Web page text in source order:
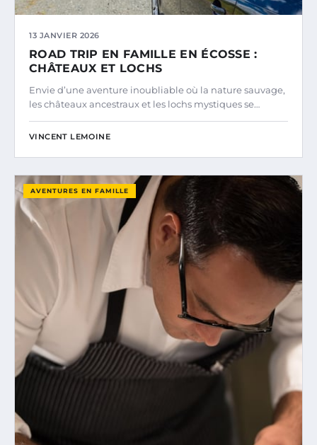
13 JANVIER 2026
ROAD TRIP EN FAMILLE EN ÉCOSSE :
CHÂTEAUX ET LOCHS
Envie d’une aventure inoubliable où la nature sauvage,
les châteaux ancestraux et les lochs mystiques se…
VINCENT LEMOINE
AVENTURES EN FAMILLE